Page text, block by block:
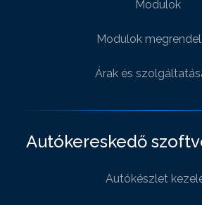
Modulok
Modulok
Árak és
Autókereskedő
Autókészlet